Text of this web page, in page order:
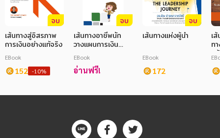
จบ
เส้นทางสู่อิสรภาพ
การเงินอย่างแท้จริง
EBook
152 -10%
จบ
เส้นทางอาชีพนัก
วางแผนการเงิน
CFP
EBook
อ่านฟรี!
จบ
เส้นทางแห่งผู้นำ
EBook
172
เ
ท
แ